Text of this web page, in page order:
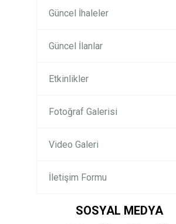
Güncel İhaleler
Güncel İlanlar
Etkinlikler
Fotoğraf Galerisi
Video Galeri
İletişim Formu
SOSYAL MEDYA